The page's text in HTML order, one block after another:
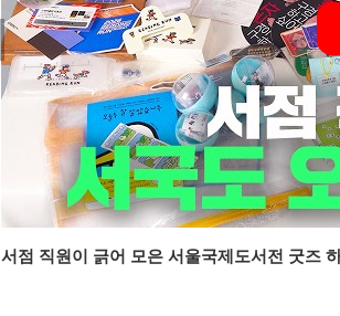
서점 직원이 긁어 모은 서울국제도서전 굿즈